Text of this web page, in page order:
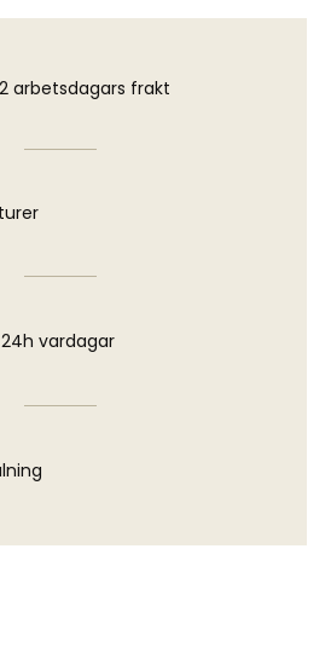
arbetsdagars frakt
vardagar